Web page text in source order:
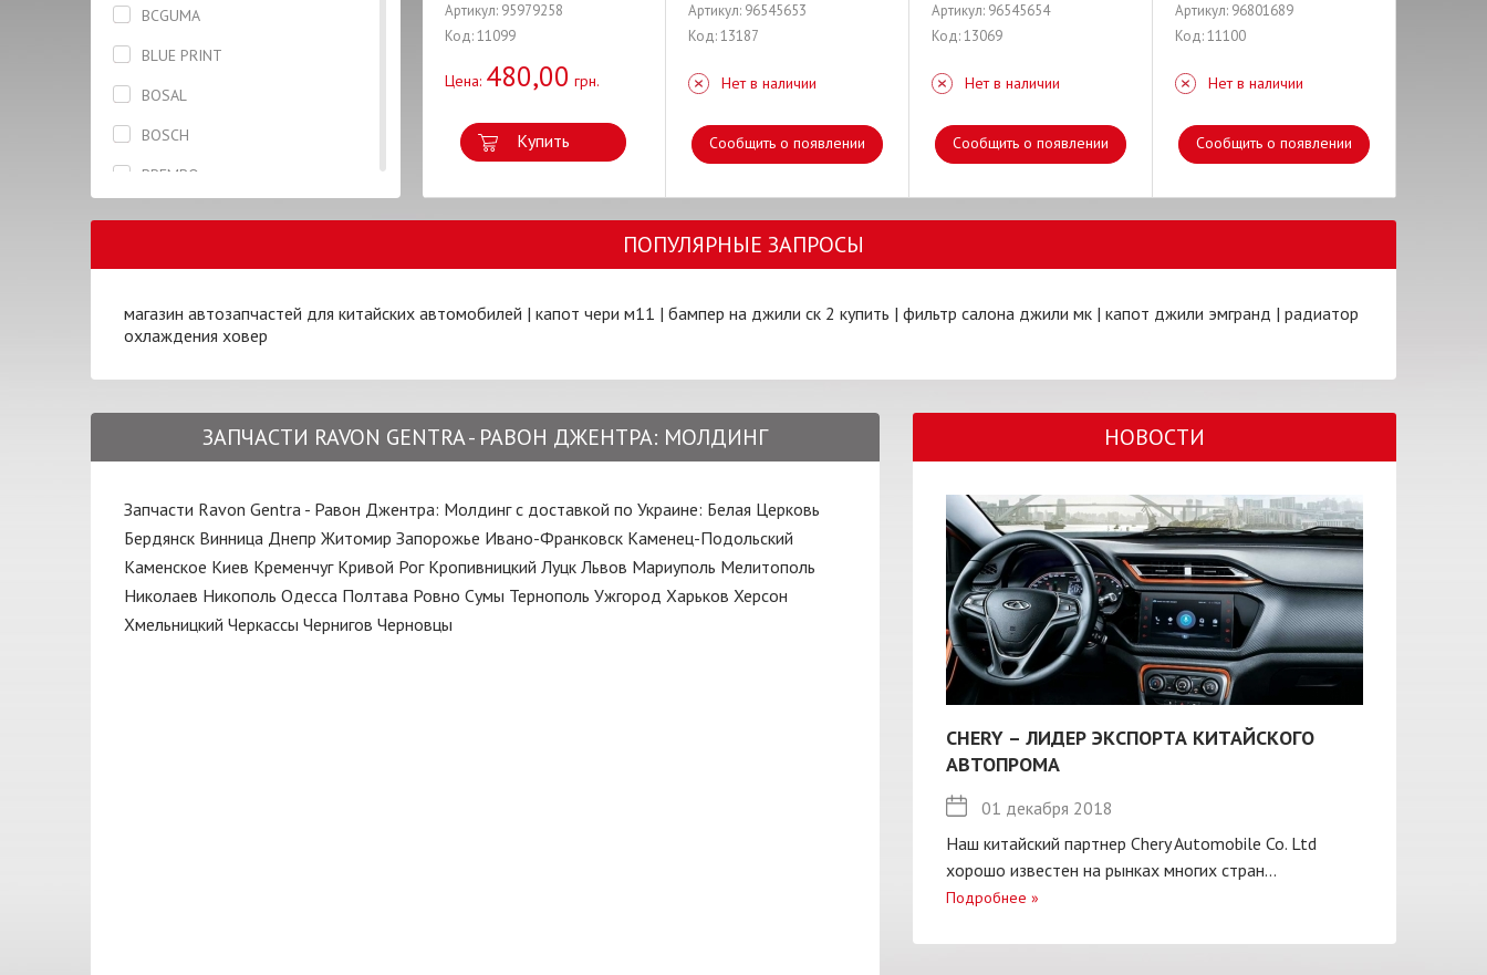
Бризговик задний левый
Бризговик задний правый
Брызговик передний правый
Вкладыши
Втулка
Гофра
Дверь
Диск колесный
Жидкость тормозная
Замок
Замок зажигания
BCGUMA
BLUE PRINT
BOSAL
BOSCH
BREMBO
CTR
DENCHERMANN
Febi
FISCHER
Артикул: 95979258
Код: 11099
Цена: 480,00 грн.
Купить
Артикул: 96545653
Код: 13187
Нет в наличии
Сообщить о появлении
Артикул: 96545654
Код: 13069
Нет в наличии
Сообщить о появлении
Артикул: 96801689
Код: 11100
Нет в наличии
Сообщить о появлении
ПОПУЛЯРНЫЕ ЗАПРОСЫ
магазин автозапчастей для китайских автомобилей | капот чери м11 | бампер на джили ск 2 купить | фильтр салона джили мк | капот джили эмгранд | радиатор
охлаждения ховер
ЗАПЧАСТИ RAVON GENTRA - РАВОН ДЖЕНТРА: МОЛДИНГ
Запчасти Ravon Gentra - Равон Джентра: Молдинг с доставкой по Украине: Белая Церковь
Бердянск Винница Днепр Житомир Запорожье Ивано-Франковск Каменец-Подольский
Каменское Киев Кременчуг Кривой Рог Кропивницкий Луцк Львов Мариуполь Мелитополь
Николаев Никополь Одесса Полтава Ровно Сумы Тернополь Ужгород Харьков Херсон
Хмельницкий Черкассы Чернигов Черновцы
НОВОСТИ
CHERY – ЛИДЕР ЭКСПОРТА КИТАЙСКОГО
АВТОПРОМА
01 декабря 2018
Наш китайский партнер Chery Automobile Co. Ltd
хорошо известен на рынках многих стран...
Подробнее »